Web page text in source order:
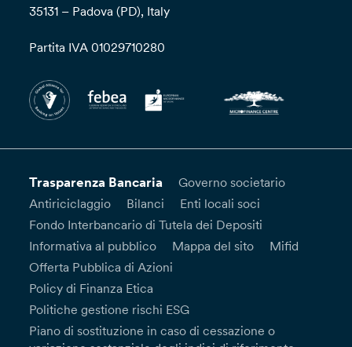
35131 – Padova (PD), Italy
Partita IVA 01029710280
Trasparenza Bancaria
Governo societario
Antiriciclaggio
Bilanci
Enti locali soci
Fondo Interbancario di Tutela dei Depositi
Informativa al pubblico
Mappa del sito
Mifid
Offerta Pubblica di Azioni
Policy di Finanza Etica
Politiche gestione rischi ESG
Piano di sostituzione in caso di cessazione o